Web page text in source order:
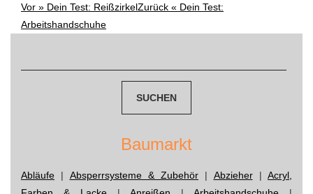
Post
Vor » Dein Test: ReißzirkelZurück « Dein Test:
Arbeitshandschuhe
Baumarkt
Abläufe | Absperrsysteme & Zubehör | Abzieher| Acryl,